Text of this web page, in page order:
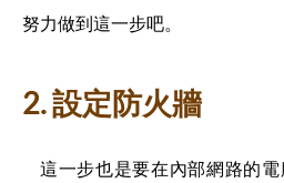
努力做到這一步吧。
2. 設定防火牆
這一步也是要在內部網路的